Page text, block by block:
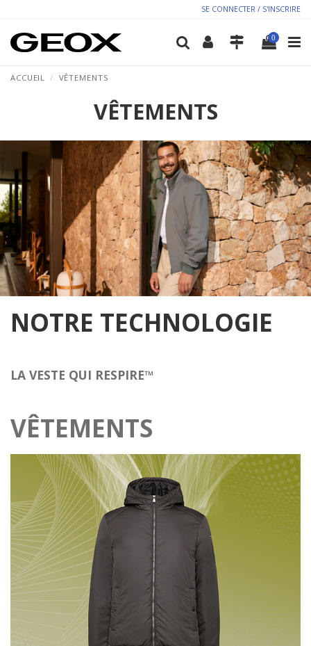
SE CONNECTER / S'INSCRIRE
0
ACCUEIL VÊTEMENTS
VÊTEMENTS
NOTRE TECHNOLOGIE
LA VESTE QUI RESPIRE™
VÊTEMENTS